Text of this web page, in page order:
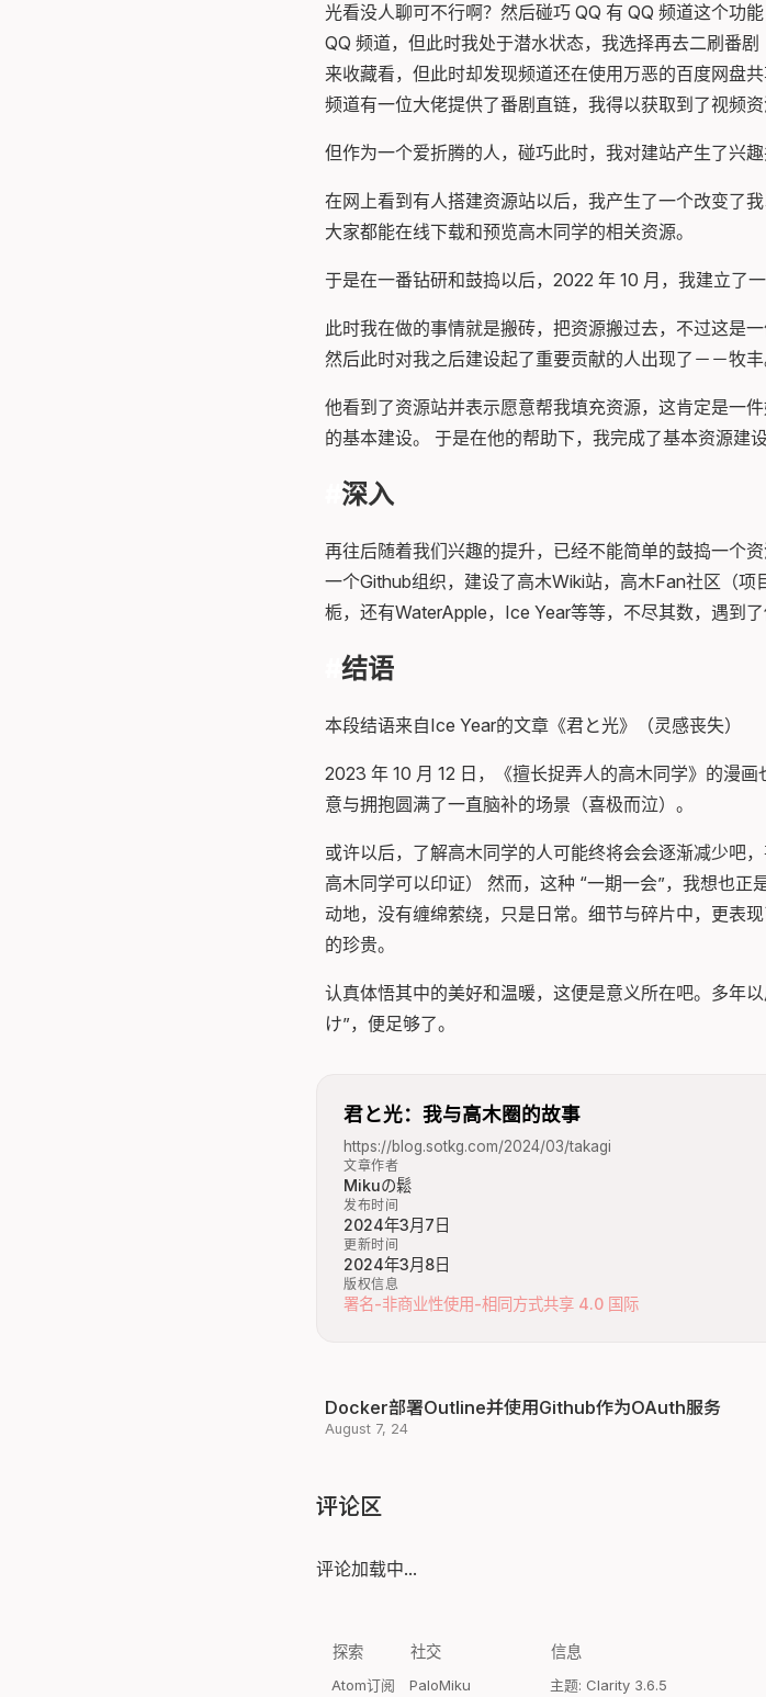
光看没人聊可不行啊？然后碰巧 QQ 有 QQ 频道这个功
QQ 频道，但此时我处于潜水状态，我选择再去二刷番
来收藏看，但此时却发现频道还在使用万恶的百度网盘
频道有一位大佬提供了番剧直链，我得以获取到了视频资
但作为一个爱折腾的人，碰巧此时，我对建站产生了兴趣
在网上看到有人搭建资源站以后，我产生了一个改变了
大家都能在线下载和预览高木同学的相关资源。
于是在一番钻研和鼓捣以后，2022 年 10 月，我建立了一
此时我在做的事情就是搬砖，把资源搬过去，不过这是
然后此时对我之后建设起了重要贡献的人出现了－－牧丰
他看到了资源站并表示愿意帮我填充资源，这肯定是一
的基本建设。 于是在他的帮助下，我完成了基本资源建
深入
再往后随着我们兴趣的提升，已经不能简单的鼓捣一
一个Github组织，建设了高木Wiki站，高木Fan社区（
栀，还有WaterApple，Ice Year等等，不尽其数，遇到
结语
本段结语来自Ice Year的文章《君と光》（灵感丧失）
2023 年 10 月 12 日，《擅长捉弄人的高木同学》的漫
意与拥抱圆满了一直脑补的场景（喜极而泣）。
或许以后，了解高木同学的人可能终将会会逐渐减少吧
高木同学可以印证） 然而，这种 “一期一会”，我想也
动地，没有缠绵萦绕，只是日常。细节与碎片中，更表
的珍贵。
认真体悟其中的美好和温暖，这便是意义所在吧。多年
け”，便足够了。
君と光：我与高木圈的故事
https://blog.sotkg.com/2024/03/takagi
文章作者
Mikuの鬆
发布时间
2024年3月7日
更新时间
2024年3月8日
版权信息
署名-非商业性使用-相同方式共享 4.0 国际
Docker部署Outline并使用Github作为OAuth服务
August 7, 24
评论区
评论加载中...
探索
Atom订阅
社交
PaloMiku
信息
主题: Clarity 3.6.5